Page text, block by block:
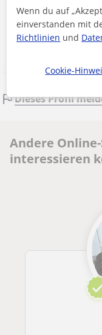
Dieses Profil
Andere
interessieren
Wenn du auf
einverstanden mit
Richtlinien und
Cookie-